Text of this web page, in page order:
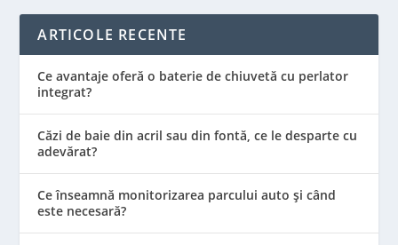
ARTICOLE RECENTE
Ce avantaje oferă o baterie de chiuvetă cu perlator
integrat?
Căzi de baie din acril sau din fontă, ce le desparte cu
adevărat?
Ce înseamnă monitorizarea parcului auto și când
este necesară?